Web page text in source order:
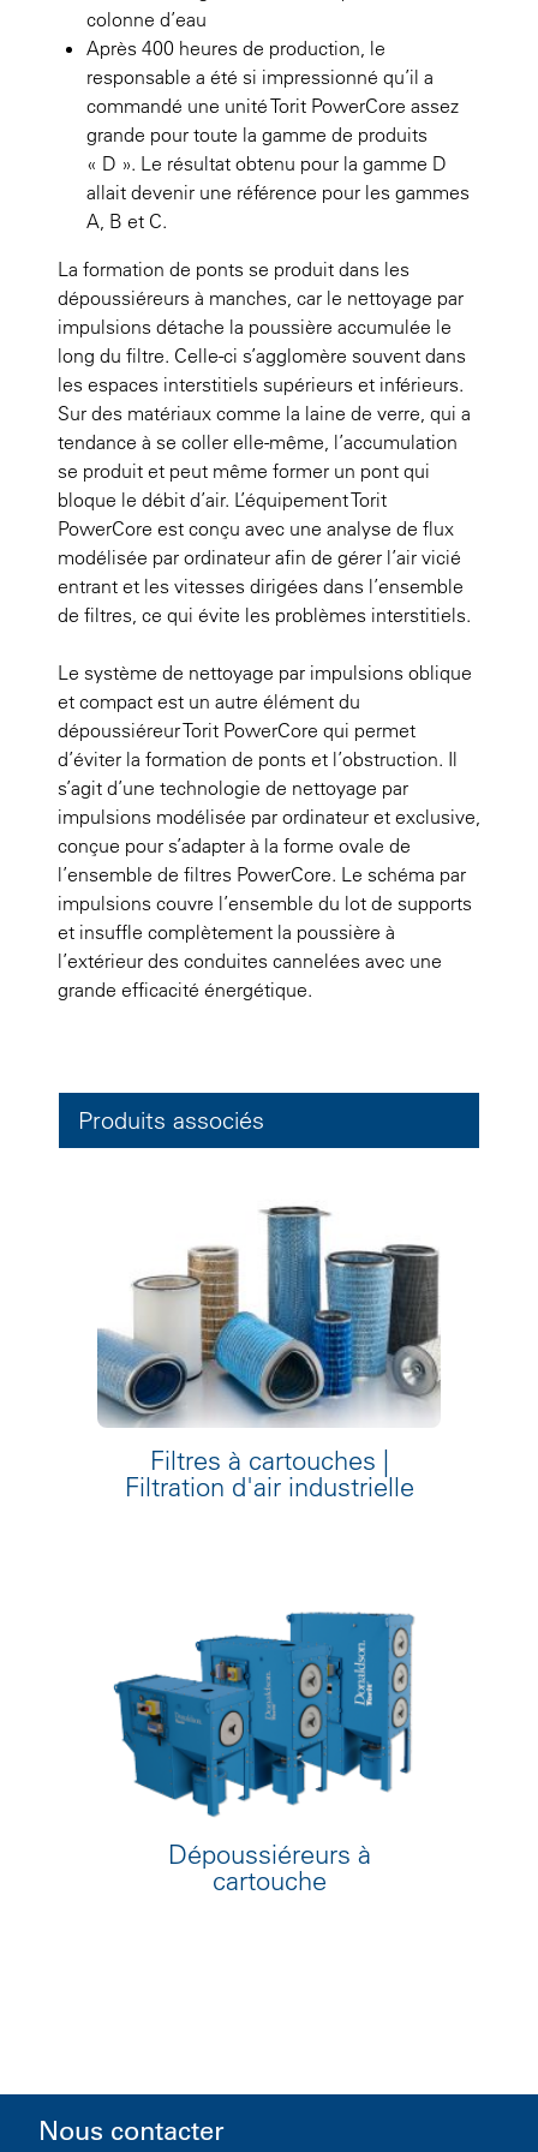
colonne d’eau
Après 400 heures de production, le
responsable a été si impressionné qu’il a
commandé une unité Torit PowerCore assez
grande pour toute la gamme de produits
« D ». Le résultat obtenu pour la gamme D
allait devenir une référence pour les gammes
A, B et C.
La formation de ponts se produit dans les
dépoussiéreurs à manches, car le nettoyage par
impulsions détache la poussière accumulée le
long du filtre. Celle-ci s’agglomère souvent dans
les espaces interstitiels supérieurs et inférieurs.
Sur des matériaux comme la laine de verre, qui a
tendance à se coller elle-même, l’accumulation
se produit et peut même former un pont qui
bloque le débit d’air. L’équipement Torit
PowerCore est conçu avec une analyse de flux
modélisée par ordinateur afin de gérer l’air vicié
entrant et les vitesses dirigées dans l’ensemble
de filtres, ce qui évite les problèmes interstitiels.
Le système de nettoyage par impulsions oblique
et compact est un autre élément du
dépoussiéreur Torit PowerCore qui permet
d’éviter la formation de ponts et l’obstruction. Il
s’agit d’une technologie de nettoyage par
impulsions modélisée par ordinateur et exclusive,
conçue pour s’adapter à la forme ovale de
l’ensemble de filtres PowerCore. Le schéma par
impulsions couvre l’ensemble du lot de supports
et insuffle complètement la poussière à
l’extérieur des conduites cannelées avec une
grande efficacité énergétique.
Produits associés
Filtres à cartouches |
Filtration d'air industrielle
Dépoussiéreurs à
cartouche
Nous contacter